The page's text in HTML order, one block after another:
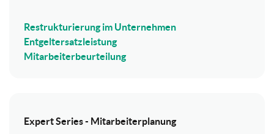
Restrukturierung im Unternehmen
Entgeltersatzleistung
Mitarbeiterbeurteilung
Expert Series - Mitarbeiterplanung